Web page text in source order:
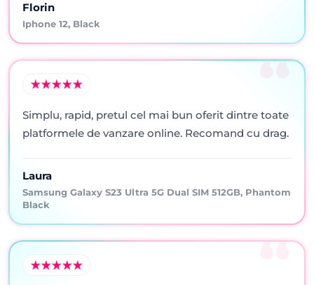
Florin
Iphone 12, Black
Simplu, rapid, pretul cel mai bun oferit dintre toate
platformele de vanzare online. Recomand cu drag.
Laura
Samsung Galaxy S23 Ultra 5G Dual SIM 512GB, Phantom
Black